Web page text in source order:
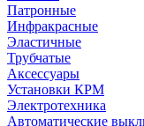
Патронные
Инфракрасные
Эластичные
Трубчатые
Аксессуары
Установки КРМ
Электротехника
Автоматические